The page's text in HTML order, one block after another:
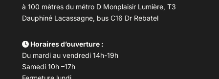
à 100 mètres du métro D Monplaisir Lumière, T3
Dauphiné Lacassagne, bus C16 Dr Rebatel
Horaires d’ouverture :
Du mardi au vendredi 14h-19h
Samedi 10h –17h